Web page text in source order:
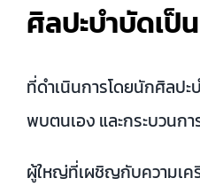
ศิลปะบำบัดเ
ที่ดำเนินการโดยนักศิลป
พบตนเอง และกระบวนกา
ผู้ใหญ่ที่เผชิญกับความเค